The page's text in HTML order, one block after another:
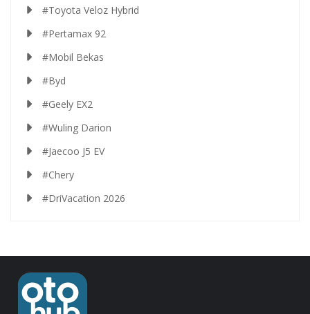
#Toyota Veloz Hybrid
#Pertamax 92
#Mobil Bekas
#Byd
#Geely EX2
#Wuling Darion
#Jaecoo J5 EV
#Chery
#DriVacation 2026